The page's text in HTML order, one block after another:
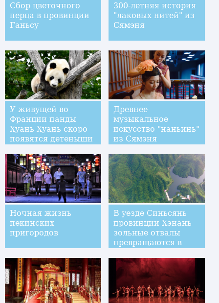
Сбор цветочного
перца в провинции
Ганьсу
300-летняя история
"лаковых нитей" из
Сямэня
У живущей во
Франции панды
Хуань Хуань скоро
появятся детеныши
Древнее
музыкальное
искусство "наньинь"
из Сямэня
Ночная жизнь
пекинских
пригородов
В уезде Синьсянь
провинции Хэнань
зольные отвалы
превращаются в